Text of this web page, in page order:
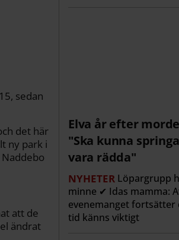
sedan
det här
ny park i
att de
ändrat
Elva år efter
"Ska kunna
vara rädda"
NYHETER Löpargrupp
minne ✔ Idas mamma:
evenemanget fortsätter
tid känns viktigt